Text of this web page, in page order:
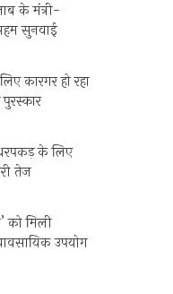
के मंत्री-
सुनवाई
कारगर हो रहा
के लिए
तेज
को मिली
उपयोग